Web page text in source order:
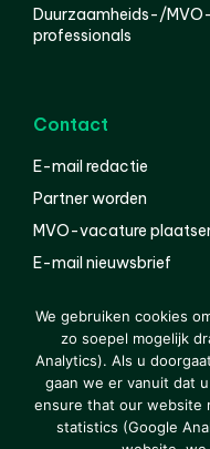
Duurzaamheids-/MVO-
professionals
Contact
E-mail redactie
Partner worden
MVO-vacature
E-mail nieuwsbrief
© 2000-2026 Van der
Privacy
We gebruiken cookies
zo soepel mogelijk
Analytics). Als u
gaan we er vanuit dat
ensure that our website
statistics (Google